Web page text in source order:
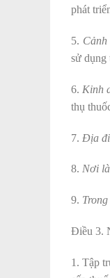
phát
5. Cảnh
sử dụng
6. Kinh
thụ
7. Địa
8. Nơi
9.
Điều 3.
1. Tập